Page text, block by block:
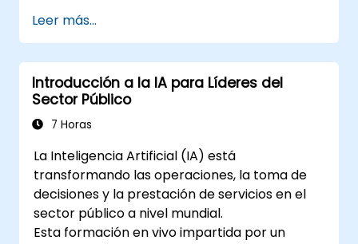
Resumir y comparar información
compleja con precisión.
Utilizar Gemini para la generación de
ideas, planificación y organización
eficiente.
Leer más...
Introducción a la IA para Líderes del
Sector Público
7 Horas
La Inteligencia Artificial (IA) está
transformando las operaciones, la toma de
decisiones y la prestación de servicios en el
sector público a nivel mundial.
Esta formación en vivo impartida por un